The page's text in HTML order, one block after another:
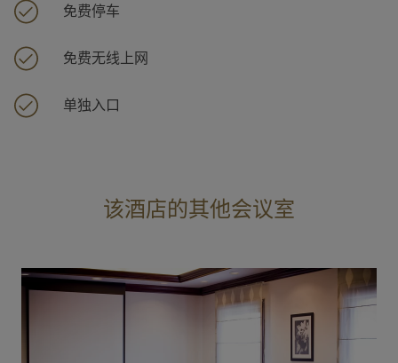
免费停车
免费无线上网
单独入口
该酒店的其他会议室